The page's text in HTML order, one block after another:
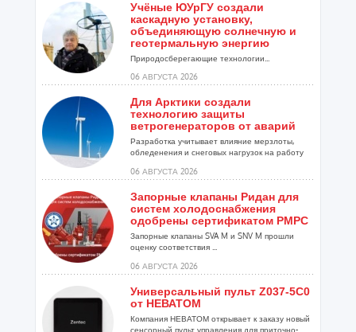
Учёные ЮУрГУ создали
каскадную установку,
объединяющую солнечную и
геотермальную энергию
Природосберегающие технологии...
06 АВГУСТА 2026
Для Арктики создали
технологию защиты
ветрогенераторов от аварий
Разработка учитывает влияние мерзлоты,
обледенения и снеговых нагрузок на работу
06 АВГУСТА 2026
Запорные клапаны Ридан для
систем холодоснабжения
одобрены сертификатом РМРС
Запорные клапаны SVA M и SNV M прошли
оценку соответствия ...
06 АВГУСТА 2026
Универсальный пульт Z037-5C0
от НЕВАТОМ
Компания НЕВАТОМ открывает к заказу новый
сенсорный пульт управления для приточно-